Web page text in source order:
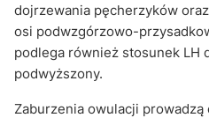
dojrzewania pęcherzyków
osi podwzgórzowo-
podlega również stosunek LH
podwyższony.
Zaburzenia owulacji